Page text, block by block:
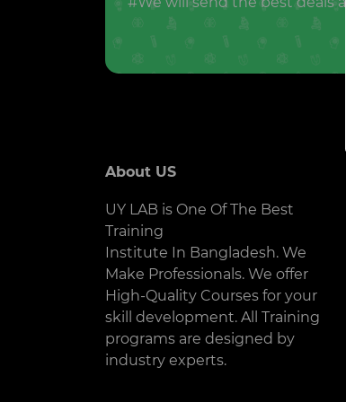
About US
UY LAB is One Of The Best
Training
Institute In Bangladesh. We
Make Professionals. We offer
High-Quality Courses for your
skill development. All Training
programs are designed by
industry experts.